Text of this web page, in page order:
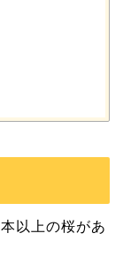
以上の桜があ